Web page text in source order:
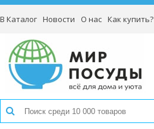
В Каталог Новости О нас Как купить?